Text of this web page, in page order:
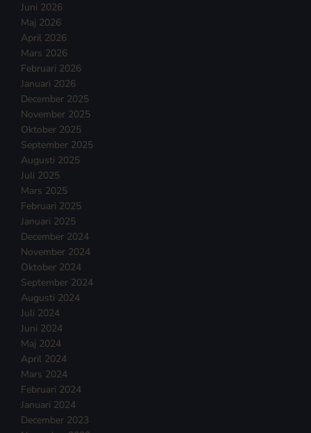
Juni 2026
Maj 2026
April 2026
Mars 2026
Februari 2026
Januari 2026
December 2025
November 2025
Oktober 2025
September 2025
Augusti 2025
Juli 2025
Mars 2025
Februari 2025
Januari 2025
December 2024
November 2024
Oktober 2024
September 2024
Augusti 2024
Juli 2024
Juni 2024
Maj 2024
April 2024
Mars 2024
Februari 2024
Januari 2024
December 2023